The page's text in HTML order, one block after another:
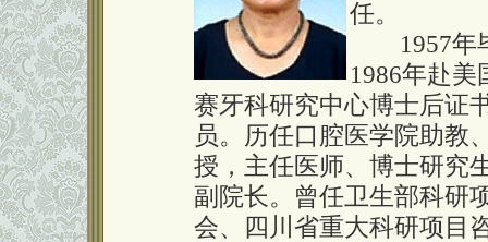
任。
1957年毕
1986年赴
赛牙科研究中心博士后证
员。历任口腔医学院助教
授，主任医师、博士研究
副院长。曾任卫生部科研
会、四川省重大科研项目